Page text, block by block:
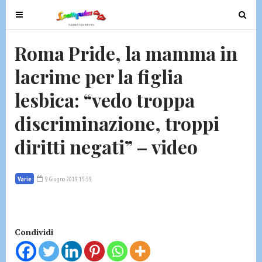
T
o
g
l
e
v
g
t
T
o
Roma Pride, la mamma in
lacrime per la figlia
lesbica: “vedo troppa
discriminazione, troppi
diritti negati” – video
Varie 9 Giugno 2019 15:59
Condividi